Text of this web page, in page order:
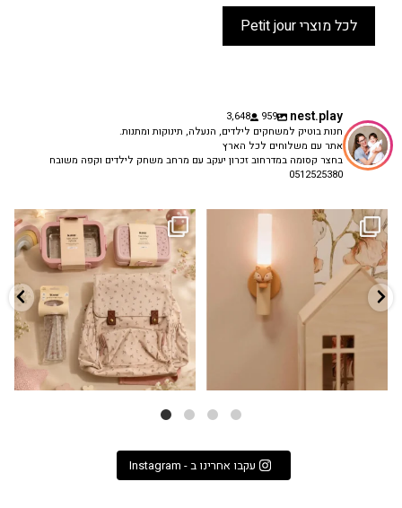
לכל מוצרי Petit jour
nest.play
959
3,648
חנות בוטיק למשחקים לילדים, הנעלה, תינוקות ומתנות.
אתר עם משלוחים לכל הארץ
בחצר קסומה במדרחוב זכרון יעקב עם מרחב משחק לילדים וקפה משובח
0512525380
✨ חוזרים למסגרת בסטייל! ✨
הקולקציה החדשה...
9 4
גם פריט עיצובי לחדר, גם מנורת לילה
...
0
עקבו אחרינו ב - Instagram